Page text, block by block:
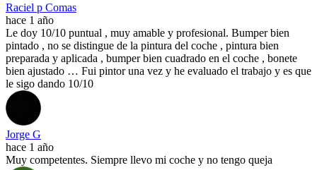
Raciel p Comas
hace 1 año
Le doy 10/10 puntual , muy amable y profesional. Bumper bien
pintado , no se distingue de la pintura del coche , pintura bien
preparada y aplicada , bumper bien cuadrado en el coche , bonete
bien ajustado … Fui pintor una vez y he evaluado el trabajo y es que
le sigo dando 10/10
Jorge G
hace 1 año
Muy competentes. Siempre llevo mi coche y no tengo queja